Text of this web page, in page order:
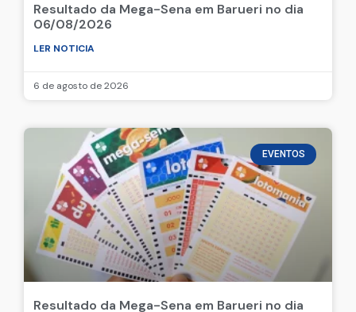
Resultado da Mega-Sena em Barueri no dia
06/08/2026
LER NOTICIA
6 de agosto de 2026
EVENTOS
Resultado da Mega-Sena em Barueri no dia